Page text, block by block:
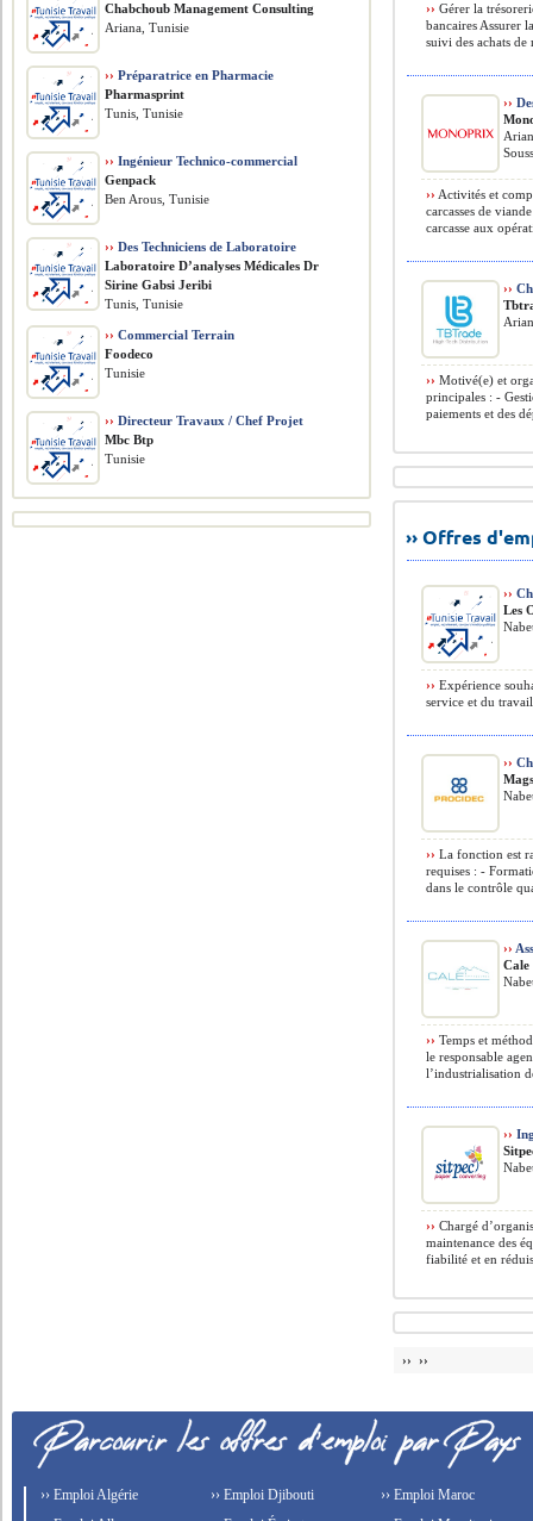
›› Gérer la
bancaires Assurer
suivi des achats de
››
›› Activités et
carcasses de
carcasse aux
››
›› Motivé(e) et
principales : -
paiements et des
›› Offres
››
Les
›› Expérience
service et du
››
›› La fonction est
requises : -
dans le contrôle
››
Cale
›› Temps et
le responsable
l’industrialisation
››
›› Chargé
maintenance des
fiabilité et en
›› ››
Chabchoub Management Consulting
Ariana, Tunisie
›› Préparatrice en Pharmacie
Pharmasprint
Tunis, Tunisie
›› Ingénieur Technico-commercial
Genpack
Ben Arous, Tunisie
›› Des Techniciens de Laboratoire
Laboratoire D’analyses Médicales Dr
Sirine Gabsi Jeribi
Tunis, Tunisie
›› Commercial Terrain
Foodeco
Tunisie
›› Directeur Travaux / Chef Projet
Mbc Btp
Tunisie
›› Emploi Algérie
›› Emploi Djibouti
›› Emploi Maroc